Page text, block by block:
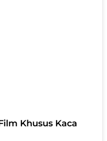
Khusus Kaca